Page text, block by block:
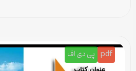
pdf پی دی اف